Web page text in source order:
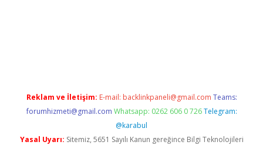
Reklam ve İletişim: E-mail: backlinkpaneli@gmail.com Teams:
forumhizmeti@gmail.com Whatsapp: 0262 606 0 726 Telegram:
@karabul
Yasal Uyarı: Sitemiz, 5651 Sayılı Kanun gereğince Bilgi Teknolojileri